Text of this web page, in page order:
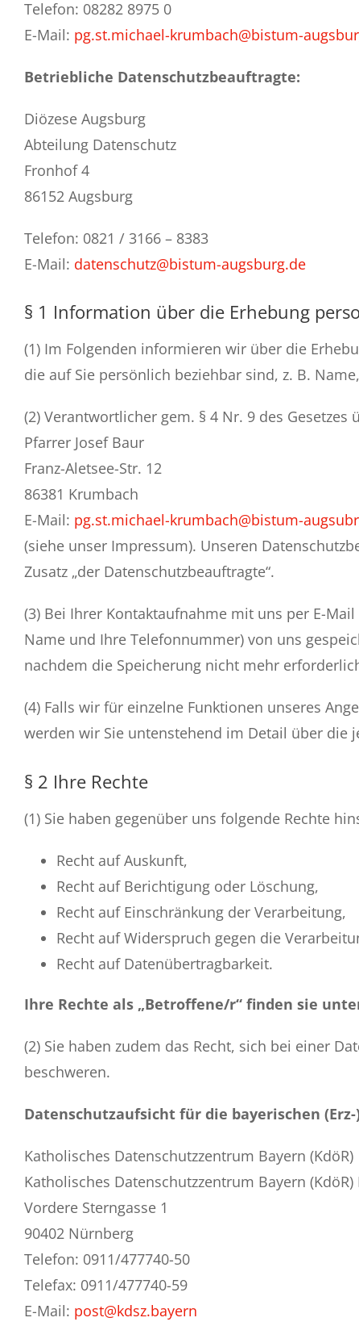
Kontakt
Telefon: 08282 8975 0
E-Mail: pg.st.michael-krumbach@bistum-
Betriebliche Datenschutzbeauftragte:
Diözese Augsburg
Abteilung Datenschutz
Fronhof 4
86152 Augsburg
Telefon: 0821 / 3166 – 8383
E-Mail: datenschutz@bistum-augsburg.de
§ 1 Information über die Erhebung
(1) Im Folgenden informieren wir über die
die auf Sie persönlich beziehbar sind, z. B.
(2) Verantwortlicher gem. § 4 Nr. 9 des
Pfarrer Josef Baur
Franz-Aletsee-Str. 12
86381 Krumbach
E-Mail: pg.st.michael-krumbach@bistum-
(siehe unser Impressum). Unseren
Zusatz „der Datenschutzbeauftragte“.
(3) Bei Ihrer Kontaktaufnahme mit uns per E-
Name und Ihre Telefonnummer) von uns
nachdem die Speicherung nicht mehr
(4) Falls wir für einzelne Funktionen unseres
werden wir Sie untenstehend im Detail über die
§ 2 Ihre Rechte
(1) Sie haben gegenüber uns folgende Rechte
Recht auf Auskunft,
Recht auf Berichtigung oder Löschung,
Recht auf Einschränkung der Verarbeitung,
Recht auf Widerspruch gegen die
Recht auf Datenübertragbarkeit.
Ihre Rechte als „Betroffene/r“ finden sie
(2) Sie haben zudem das Recht, sich bei einer
beschweren.
Datenschutzaufsicht für die bayerischen (Erz-
Katholisches Datenschutzzentrum Bayern (KdöR)
Katholisches Datenschutzzentrum Bayern
Vordere Sterngasse 1
90402 Nürnberg
Telefon: 0911/477740-50
Telefax: 0911/477740-59
E-Mail: post@kdsz.bayern